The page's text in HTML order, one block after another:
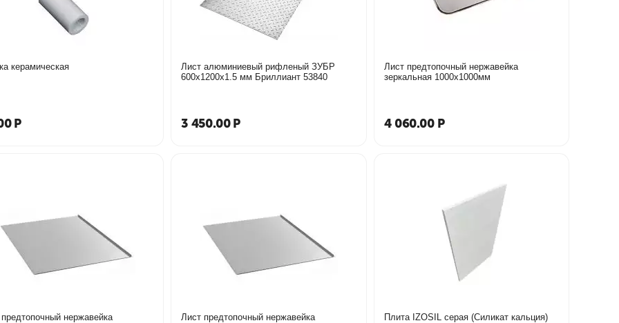
керамическая
Р
Лист алюминиевый рифленый ЗУБР
600х1200х1.5 мм Бриллиант 53840
3 450.00 Р
Лист предтопочный нержавейка
зеркальная 1000х1000мм
4 060.00 Р
нержавейка
Лист предтопочный нержавейка
Плита IZOSIL серая (Силикат кальция)